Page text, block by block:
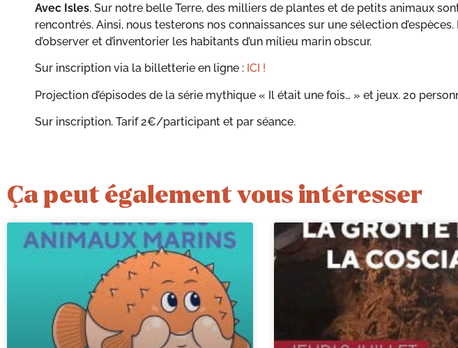
Avec Isles. Sur notre belle Terre, des milliers de plantes et de petits animaux
rencontrés. Ainsi, nous testerons nos connaissances sur une sélection
d’observer et d’inventorier les habitants d’un milieu marin obscur.
Sur inscription via la billetterie en ligne : ICI !
Projection d’épisodes de la série mythique « Il était une fois… » et jeux. 20
Sur inscription. Tarif 2€/participant et par séance.
Ça peut également vous intéresser